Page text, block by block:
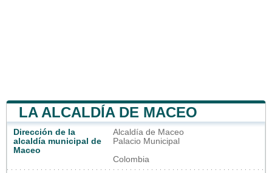
LA ALCALDÍA DE MACEO
Dirección de la
alcaldía municipal de
Maceo
Alcaldía de Maceo
Palacio Municipal
Colombia